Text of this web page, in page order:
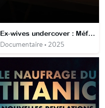
Ex-wives undercover : Méfiez-vous de Brandon
Documentaire • 2025